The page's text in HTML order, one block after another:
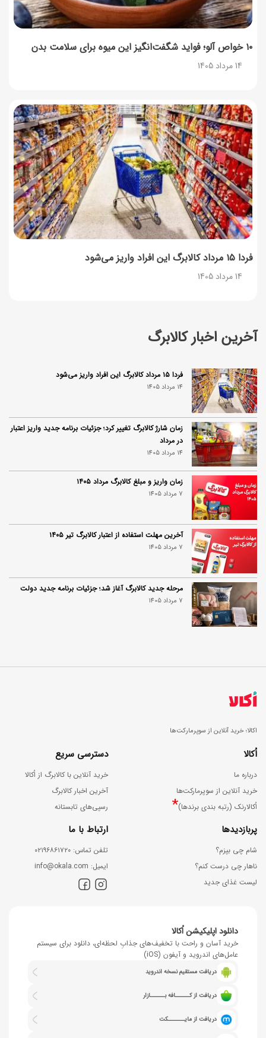
آخرین اخبار کالابرگ
فردا ۱۵ مرداد کالابرگ این افراد واریز می‌شود
14 مرداد 1405
زمان شارژ کالابرگ تغییر کرد؛ جزئیات برنامه جدید واریز اعتبار
در مرداد
14 مرداد 1405
زمان واریز و مبلغ کالابرگ مرداد ۱۴۰۵
7 مرداد 1405
آخرین مهلت استفاده از اعتبار کالابرگ تیر ۱۴۰۵
7 مرداد 1405
مرحله جدید کالابرگ آغاز شد؛ جزئیات برنامه جدید دولت
7 مرداد 1405
۱۰ خواص آلو؛ فواید شگفت‌انگیز این میوه برای سلامت بدن
14 مرداد 1405
فردا ۱۵ مرداد کالابرگ این افراد واریز می‌شود
14 مرداد 1405
اکالا؛ خرید آنلاین از سوپرمارکت‌ها
اُکالا
درباره ما
خرید آنلاین از سوپرمارکت‌ها
اُکالارنک (رتبه بندی برندها)*
دسترسی سریع
خرید آنلاین با کالابرگ از اُکالا
آخرین اخبار کالابرگ
رسپی‌های تابستانه
پربازدیدها
شام چی بپزم؟
ناهار چی درست کنم؟
لیست غذای جدید
ارتباط با ما
ﺗﻠﻔﻦ ﺗﻤﺎس: ۰۲۱۹۶۸۶۱۷۲۰
اﯾﻤﯿﻞ: info@okala.com
دانلود اپلیکیشن اُکالا
خرید آسان و راحت با تخفیف‌های جذابِ لحظه‌ای، دانلود برای سیستم
عامل‌های اندروید و آیفون (iOS)
دریافت مستقیم نسخه اندروید
دریافت از کــــــافه بــــــازار
دریافت از مایـــــــکت